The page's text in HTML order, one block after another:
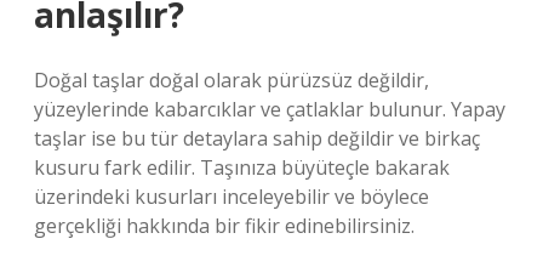
anlaşılır?
Doğal taşlar doğal olarak pürüzsüz değildir,
yüzeylerinde kabarcıklar ve çatlaklar bulunur. Yapay
taşlar ise bu tür detaylara sahip değildir ve birkaç
kusuru fark edilir. Taşınıza büyüteçle bakarak
üzerindeki kusurları inceleyebilir ve böylece
gerçekliği hakkında bir fikir edinebilirsiniz.